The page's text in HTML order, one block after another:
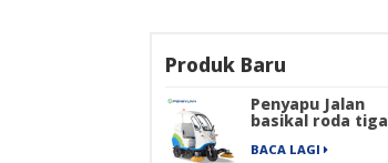
Produk Baru
Penyapu Jalan
basikal roda tiga
BACA LAGI